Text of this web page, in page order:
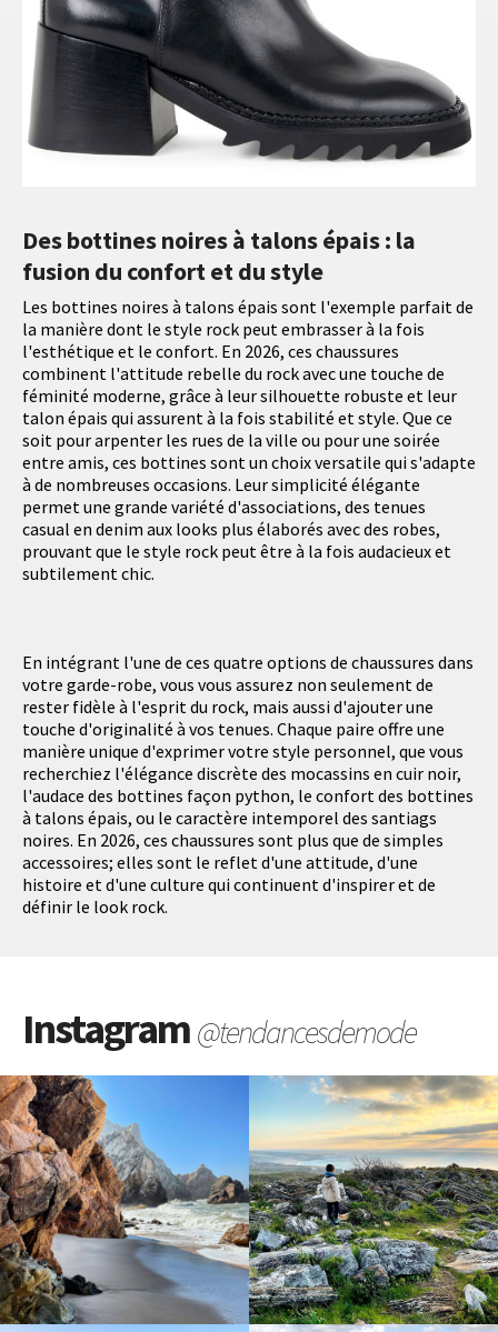
Des bottines noires à talons épais : la
fusion du confort et du style
Les bottines noires à talons épais sont l'exemple parfait de
la manière dont le style rock peut embrasser à la fois
l'esthétique et le confort. En 2026, ces chaussures
combinent l'attitude rebelle du rock avec une touche de
féminité moderne, grâce à leur silhouette robuste et leur
talon épais qui assurent à la fois stabilité et style. Que ce
soit pour arpenter les rues de la ville ou pour une soirée
entre amis, ces bottines sont un choix versatile qui s'adapte
à de nombreuses occasions. Leur simplicité élégante
permet une grande variété d'associations, des tenues
casual en denim aux looks plus élaborés avec des robes,
prouvant que le style rock peut être à la fois audacieux et
subtilement chic.
En intégrant l'une de ces quatre options de chaussures dans
votre garde-robe, vous vous assurez non seulement de
rester fidèle à l'esprit du rock, mais aussi d'ajouter une
touche d'originalité à vos tenues. Chaque paire offre une
manière unique d'exprimer votre style personnel, que vous
recherchiez l'élégance discrète des mocassins en cuir noir,
l'audace des bottines façon python, le confort des bottines
à talons épais, ou le caractère intemporel des santiags
noires. En 2026, ces chaussures sont plus que de simples
accessoires; elles sont le reflet d'une attitude, d'une
histoire et d'une culture qui continuent d'inspirer et de
définir le look rock.
Instagram@tendancesdemode